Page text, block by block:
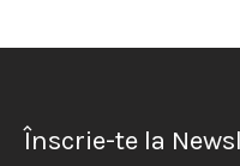
Înscrie-te la